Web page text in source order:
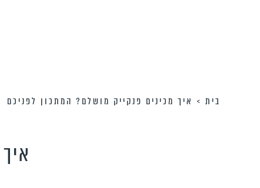
בית > איך מכינים פנקייק מושלם? המתכון לפניכם